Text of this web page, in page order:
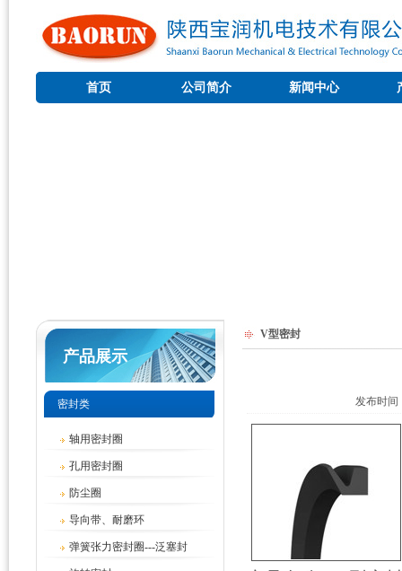
首页 公司简介 新闻中心
产品展示
密封类
轴用密封圈
孔用密封圈
防尘圈
导向带、耐磨环
弹簧张力密封圈---泛塞封
V型密封
发布时